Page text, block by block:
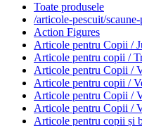
Toate produsele
/articole-pescuit/
Action Figures
Articole pentru Copii /
Articole pentru copii /
Articole pentru Copii /
Articole pentru copii /
Articole pentru Copii /
Articole pentru Copii /
Articole pentru copii și